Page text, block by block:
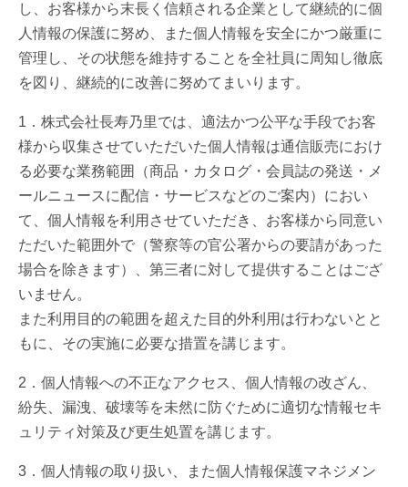
し、お客様から末長く信頼される企業として継続的に個
人情報の保護に努め、また個人情報を安全にかつ厳重に
管理し、その状態を維持することを全社員に周知し徹底
を図り、継続的に改善に努めてまいります。
1．株式会社長寿乃里では、適法かつ公平な手段でお客
様から収集させていただいた個人情報は通信販売におけ
る必要な業務範囲（商品・カタログ・会員誌の発送・メ
ールニュースに配信・サービスなどのご案内）におい
て、個人情報を利用させていただき、お客様から同意い
ただいた範囲外で（警察等の官公署からの要請があった
場合を除きます）、第三者に対して提供することはござ
いません。
また利用目的の範囲を超えた目的外利用は行わないとと
もに、その実施に必要な措置を講じます。
2．個人情報への不正なアクセス、個人情報の改ざん、
紛失、漏洩、破壊等を未然に防ぐために適切な情報セキ
ュリティ対策及び更生処置を講じます。
3．個人情報の取り扱い、また個人情報保護マネジメン